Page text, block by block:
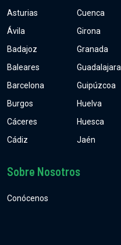
Asturias
Ávila
Badajoz
Baleares
Barcelona
Burgos
Cáceres
Cádiz
Cuenca
Girona
Granada
Guadalajara
Guipúzcoa
Huelva
Huesca
Jaén
Sobre Nosotros
Conócenos